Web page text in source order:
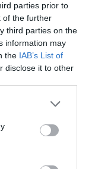
parties prior to
of the further
third parties on the
information may
the IAB’s List of
disclose it to other
or more Google
You may click to
party tags to
in below Google
kölcsön bank